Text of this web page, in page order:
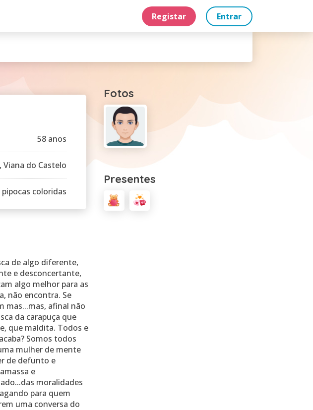
Registar Entrar
58 anos
Viana do Castelo
coloridas
de algo diferente,
e desconcertante,
algo melhor para as
não encontra. Se
mas...mas, afinal não
da carapuça que
que maldita. Todos e
Somos todos
mulher de mente
de defunto e
e
moralidades
para quem
uma conversa do
Fotos
Presentes